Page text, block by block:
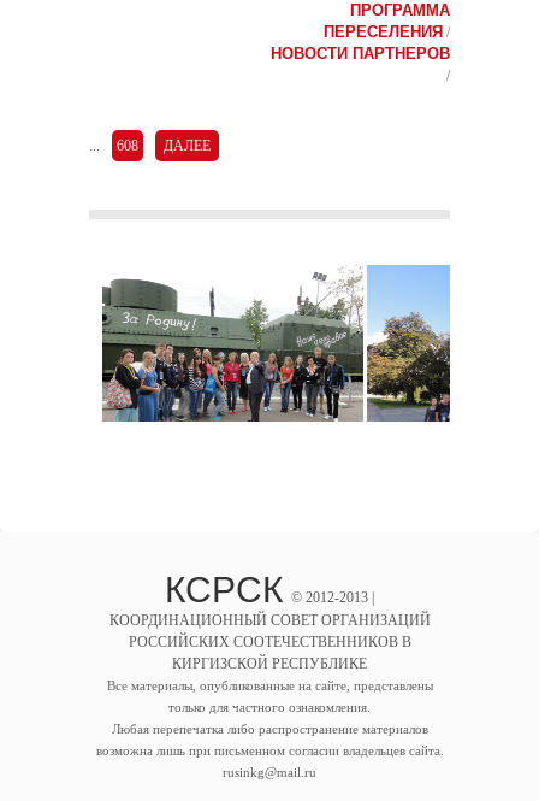
ПРОГРАММА
ПЕРЕСЕЛЕНИЯ /
НОВОСТИ ПАРТНЕРОВ
/
... 608 ДАЛЕЕ
КСРСК © 2012-2013 |
КООРДИНАЦИОННЫЙ СОВЕТ ОРГАНИЗАЦИЙ
РОССИЙСКИХ СООТЕЧЕСТВЕННИКОВ В
КИРГИЗСКОЙ РЕСПУБЛИКЕ
Все материалы, опубликованные на сайте, представлены
только для частного ознакомления.
Любая перепечатка либо распространение материалов
возможна лишь при письменном согласии владельцев сайта.
rusinkg@mail.ru